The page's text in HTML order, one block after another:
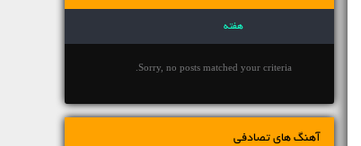
هفته
Sorry, no posts matched your criteria.
آهنگ های تصادفی